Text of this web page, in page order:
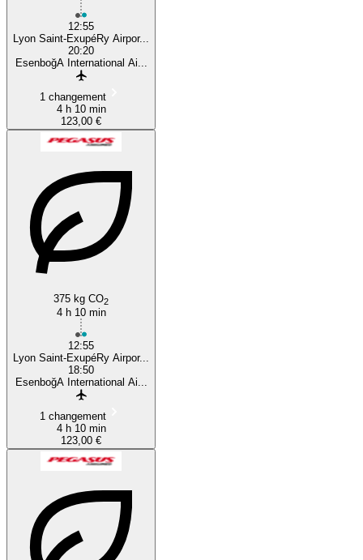
12:55
Lyon Saint-ExupéRy Airpor...
20:20
EsenboğA International Ai...
1 changement
4 h 10 min
123,00 €
375 kg CO2
4 h 10 min
12:55
Lyon Saint-ExupéRy Airpor...
18:50
EsenboğA International Ai...
1 changement
4 h 10 min
123,00 €